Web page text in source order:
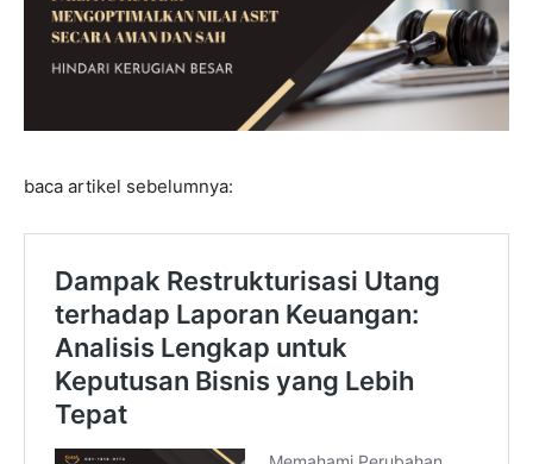
baca artikel sebelumnya: